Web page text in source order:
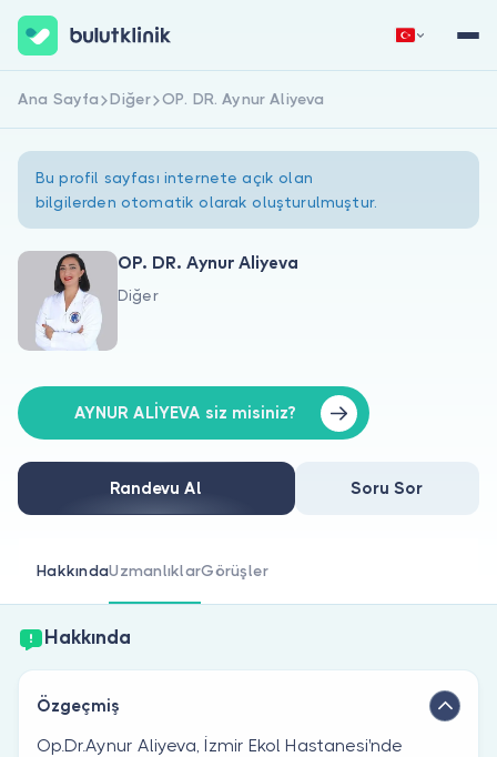
Hakkımızda
Doktorlar için
Doktor musunuz?
Hemen Kaydol
Ana Sayfa Diğer OP. DR. Aynur Aliyeva
Bu profil sayfası internete açık olan
bilgilerden otomatik olarak oluşturulmuştur.
OP. DR. Aynur Aliyeva
Diğer
AYNUR ALİYEVA siz misiniz?
Randevu Al Soru Sor
HakkındaUzmanlıklarGörüşler
Hakkında
Özgeçmiş
Op.Dr.Aynur Aliyeva, İzmir Ekol Hastanesi'nde